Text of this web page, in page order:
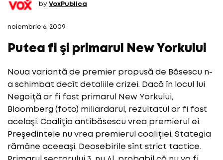
by VoxPublica
noiembrie 6, 2009
Putea fi şi primarul New Yorkului
Noua variantă de premier propusă de Băsescu n-
a schimbat decît detaliile crizei. Dacă în locul lui
Negoiţă ar fi fost primarul New Yorkului,
Bloomberg (foto) miliardarul, rezultatul ar fi fost
acelaşi. Coaliţia antibăsescu vrea premierul ei.
Preşedintele nu vrea premierul coaliţiei. Stategia
rămâne aceeaşi. Deosebirile sînt strict tactice.